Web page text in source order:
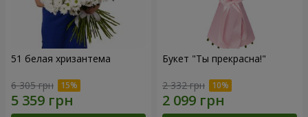
51 белая хризантема
6 305 грн
Букет "Ты прекрасна!"
2 332 грн